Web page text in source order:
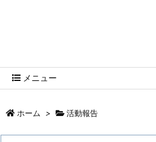
メニュー
ホーム > 活動報告